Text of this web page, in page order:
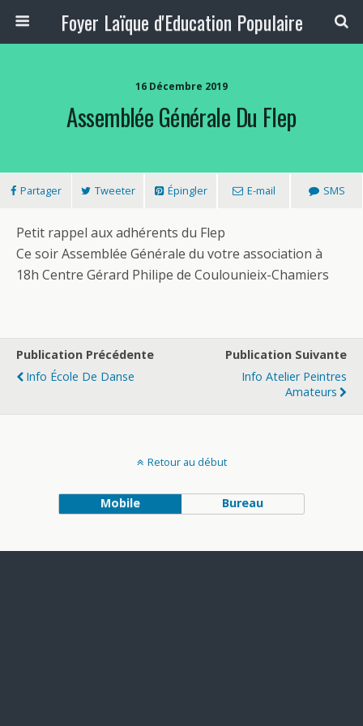
Foyer Laïque d'Education Populaire
16 Décembre 2019
Assemblée Générale Du Flep
Partager Tweeter Épingler E-mail SMS
Petit rappel aux adhérents du Flep
Ce soir Assemblée Générale du votre association à
18h Centre Gérard Philipe de Coulounieix-Chamiers
Publication Précédente
Info École De Danse
Publication Suivante
Info Atelier Peintres
Amateurs
Retour au début
Mobile Bureau